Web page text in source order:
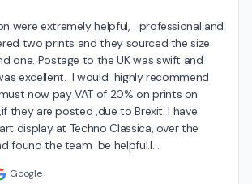
were extremely helpful,   professional and
two prints and they sourced the size
one. Postage to the UK was swift and
excellent.  I would  highly recommend
now pay VAT of 20% on prints on
they are posted ,due to Brexit. I have
display at Techno Classica, over the
found the team  be helpful.I…
Google